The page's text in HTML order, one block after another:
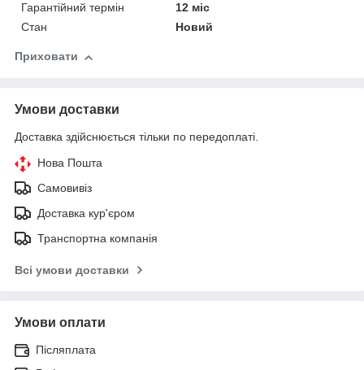
Гарантійний термін
12 міс
Стан
Новий
Приховати
Умови доставки
Доставка здійснюється тільки по передоплаті.
Нова Пошта
Самовивіз
Доставка кур'єром
Транспортна компанія
Всі умови доставки
Умови оплати
Післяплата